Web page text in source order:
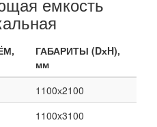
ГАБАРИТЫ (DхH),
мм
1100х2100
1100x3100